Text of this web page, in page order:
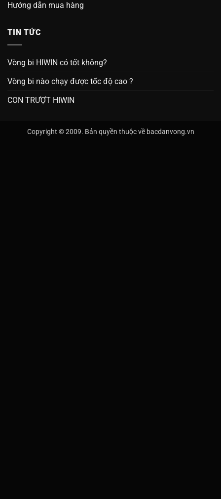
Hướng dẫn mua hàng
TIN TỨC
Vòng bi HIWIN có tốt không?
Vòng bi nào chạy được tốc độ cao ?
CON TRƯỢT HIWIN
Copyright © 2009. Bản quyền thuộc về bacdanvong.vn